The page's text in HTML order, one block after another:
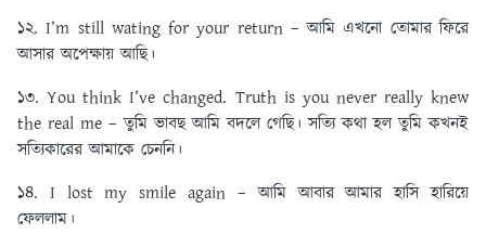
১২. I’m still wating for your return – আমি এখনো তোমার ফিরে
আসার অপেক্ষায় আছি।
১৩. You think I’ve changed. Truth is you never really knew
the real me – তুমি ভাবছ আমি বদলে গেছি। সত্যি কথা হল তুমি কখনই
সত্যিকারের আমাকে চেননি।
১৪. I lost my smile again – আমি আবার আমার হাসি হারিয়ে
ফেললাম।